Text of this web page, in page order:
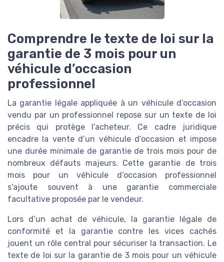
Comprendre le texte de loi sur la
garantie de 3 mois pour un
véhicule d’occasion
professionnel
La garantie légale appliquée à un véhicule d’occasion
vendu par un professionnel repose sur un texte de loi
précis qui protège l’acheteur. Ce cadre juridique
encadre la vente d’un véhicule d’occasion et impose
une durée minimale de garantie de trois mois pour de
nombreux défauts majeurs. Cette garantie de trois
mois pour un véhicule d’occasion professionnel
s’ajoute souvent à une garantie commerciale
facultative proposée par le vendeur.
Lors d’un achat de véhicule, la garantie légale de
conformité et la garantie contre les vices cachés
jouent un rôle central pour sécuriser la transaction. Le
texte de loi sur la garantie de 3 mois pour un véhicule